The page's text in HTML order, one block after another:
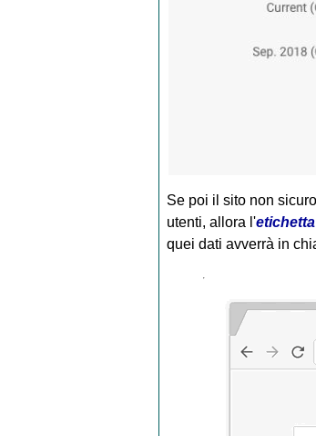
Se poi il sito non
utenti, allora l'etichetta
quei dati avverrà in